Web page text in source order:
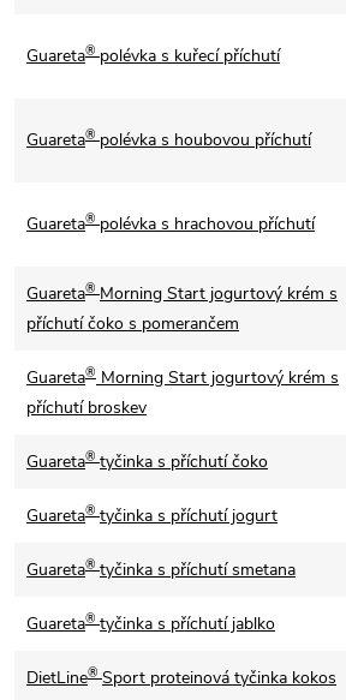
Guareta® polévka s kuřecí příchutí
Guareta® polévka s houbovou příchutí
Guareta® polévka s hrachovou příchutí
Guareta® Morning Start jogurtový krém s
příchutí čoko s pomerančem
Guareta® Morning Start jogurtový krém s
příchutí broskev
Guareta® tyčinka s příchutí čoko
Guareta® tyčinka s příchutí jogurt
Guareta® tyčinka s příchutí smetana
Guareta® tyčinka s příchutí jablko
DietLine® Sport proteinová tyčinka kokos